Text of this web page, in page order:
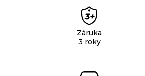
Záruka
3 roky